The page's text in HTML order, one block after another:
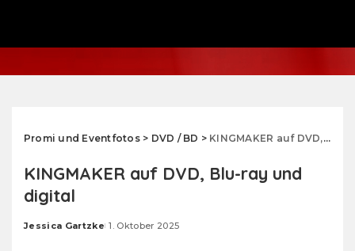
Promi und Eventfotos> DVD / BD > KINGMAKER auf DVD, Blu-ray und digital
KINGMAKER auf DVD, Blu-ray und
digital
Posted
Jessica Gartzke 1. Oktober 2025